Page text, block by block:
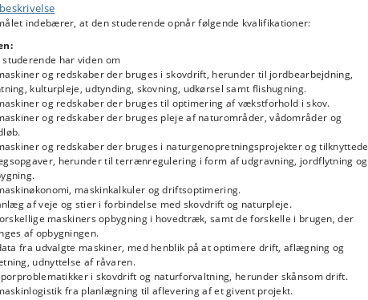
indebærer, at den studerende opnår følgende kvalifikationer:
studerende har viden om
og redskaber der bruges i skovdrift, herunder til jordbearbejdning,
kulturpleje, udtynding, skovning, udkørsel samt flishugning.
og redskaber der bruges til optimering af vækstforhold i skov.
og redskaber der bruges pleje af naturområder, vådområder og
og redskaber der bruges i naturgenopretningsprojekter og tilknyttede
herunder til terrænregulering i form af udgravning, jordflytning og
maskinkalkuler og driftsoptimering.
af veje og stier i forbindelse med skovdrift og naturpleje.
maskiners opbygning i hovedtræk, samt de forskelle i brugen, der
af opbygningen.
fra udvalgte maskiner, med henblik på at optimere drift, aflægning og
udnyttelse af råvaren.
i skovdrift og naturforvaltning, herunder skånsom drift.
fra planlægning til aflevering af et givent projekt.